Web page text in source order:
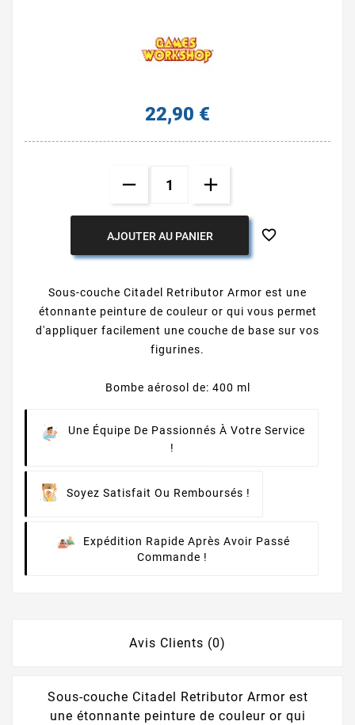
22,90 €
AJOUTER AU PANIER 
Sous-couche Citadel Retributor Armor est une
étonnante peinture de couleur or qui vous permet
d'appliquer facilement une couche de base sur vos
figurines.
Bombe aérosol de: 400 ml
Une Équipe De Passionnés À Votre Service
!
Soyez Satisfait Ou Remboursés !
Expédition Rapide Après Avoir Passé
Commande !
Avis Clients (0)
Sous-couche Citadel Retributor Armor est
une étonnante peinture de couleur or qui